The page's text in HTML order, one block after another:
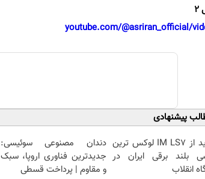
youtube.com/@asriran_official/
پیشنهادی
بازدید از IM LS7 لوکس ترین
بلند برقی ایران در
انقلاب
دندان مصنوعی سوئیسی:
جدیدترین فناوری اروپا، سبک
و مقاوم | پرداخت قسطی